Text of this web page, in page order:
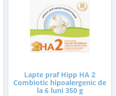
Lapte praf Hipp HA 2
Combiotic hipoalergenic de
la 6 luni 350 g